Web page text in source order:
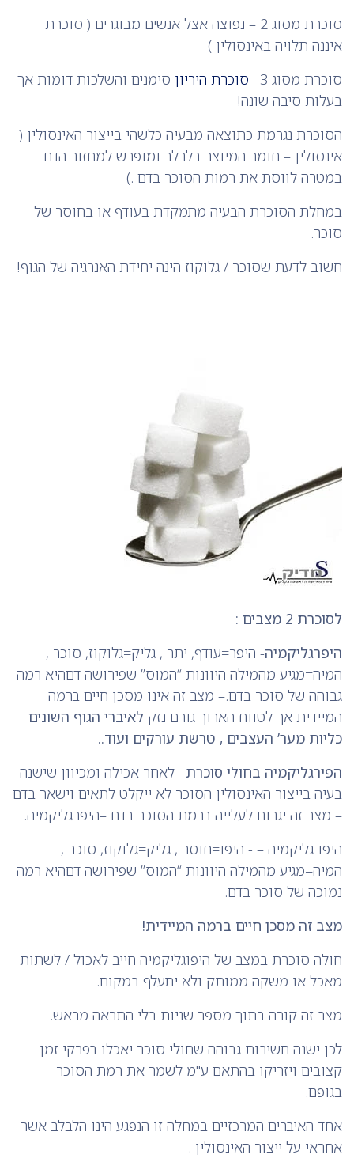
סוכרת מסוג 2 – נפוצה אצל אנשים מבוגרים ( סוכרת
איננה תלויה באינסולין )
סוכרת מסוג 3–
סוכרת היריון סימנים והשלכות דומות אך
בעלות סיבה שונה!
הסוכרת נגרמת כתוצאה מבעיה כלשהי בייצור האינסולין (
אינסולין – חומר המיוצר בלבלב ומופרש למחזור הדם
במטרה לווסת את רמות הסוכר בדם .)
במחלת הסוכרת הבעיה מתמקדת בעודף או בחוסר של
סוכר.
חשוב לדעת שסוכר / גלוקוז הינה יחידת האנרגיה של הגוף!
לסוכרת 2 מצבים :
היפרגליקמיה- היפר=עודף, יתר , גליק=גלוקוז, סוכר ,
המיה=מגיע מהמילה היוונות “המוס” שפירושה דםהיא רמה
גבוהה של סוכר בדם.– מצב זה אינו מסכן חיים ברמה
המיידית אך לטווח הארוך גורם נזק לאיברי הגוף השונים
כליות מער’ העצבים , טרשת עורקים ועוד..
הפירגליקמיה בחולי סוכרת– לאחר אכילה ומכיוון שישנה
בעיה בייצור האינסולין הסוכר לא ייקלט לתאים וישאר בדם
– מצב זה יגרום לעלייה ברמת הסוכר בדם –היפרגליקמיה.
היפו גליקמיה – - היפו=חוסר , גליק=גלוקוז, סוכר ,
המיה=מגיע מהמילה היוונות “המוס” שפירושה דםהיא רמה
נמוכה של סוכר בדם.
מצב זה מסכן חיים ברמה המיידית!
חולה סוכרת במצב של היפוגליקמיה חייב לאכול / לשתות
מאכל או משקה ממותק ולא יתעלף במקום.
מצב זה קורה בתוך מספר שניות בלי התראה מראש.
לכן ישנה חשיבות גבוהה שחולי סוכר יאכלו בפרקי זמן
קצובים ויזריקו בהתאם ע"מ לשמר את רמת הסוכר
בגופם.
אחד האיברים המרכזיים במחלה זו הנפגע הינו הלבלב אשר
אחראי על ייצור האינסולין .